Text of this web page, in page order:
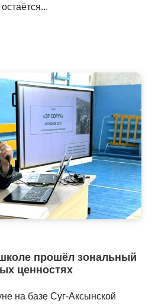
прошёл зональный
ценностях
на базе Суг-Аксынской